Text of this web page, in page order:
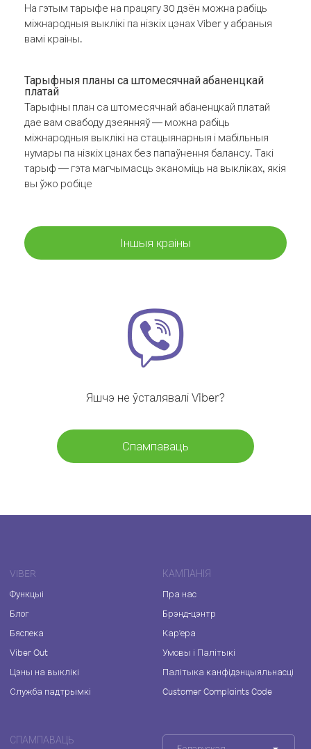
На гэтым тарыфе на працягу 30 дзён можна рабіць
міжнародныя выклікі па нізкіх цэнах Viber у абраныя
вамі краіны.
Тарыфныя планы са штомесячнай абаненцкай
платай
Тарыфны план са штомесячнай абаненцкай платай
дае вам свабоду дзеянняў — можна рабіць
міжнародныя выклікі на стацыянарныя і мабільныя
нумары па нізкіх цэнах без папаўнення балансу. Такі
тарыф — гэта магчымасць эканоміць на выкліках, якія
вы ўжо робіце
Іншыя краіны
Яшчэ не ўсталявалі Viber?
Спампаваць
VIBER
Функцыі
Блог
Бяспека
Viber Out
Цэны на выклікі
Служба падтрымкі
КАМПАНІЯ
Пра нас
Брэнд-цэнтр
Кар'ера
Умовы і Палітыкі
Палітыка канфідэнцыяльнасці
Customer Complaints Code
СПАМПАВАЦЬ